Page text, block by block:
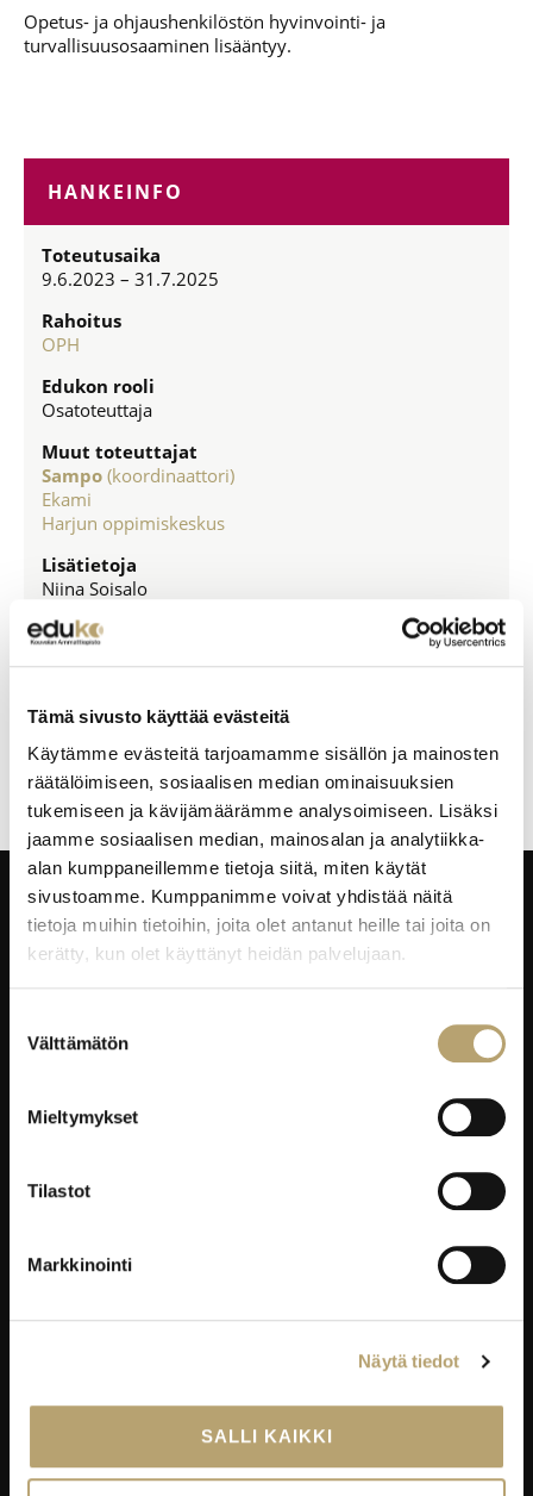
Tämä sivusto käyttää evästeitä
Käytämme evästeitä tarjoamamme sisällön ja mainosten
räätälöimiseen, sosiaalisen median ominaisuuksien
tukemiseen ja kävijämäärämme analysoimiseen. Lisäksi
jaamme sosiaalisen median, mainosalan ja analytiikka-
alan kumppaneillemme tietoja siitä, miten käytät
sivustoamme. Kumppanimme voivat yhdistää näitä
tietoja muihin tietoihin, joita olet antanut heille tai joita on
kerätty, kun olet käyttänyt heidän palvelujaan.
valinta
Välttämätön
Mieltymykset
Tilastot
Markkinointi
Näytä tiedot
SALLI KAIKKI
Opetus- ja ohjaushenkilöstön hyvinvointi- ja
turvallisuusosaaminen lisääntyy.
HANKEINFO
Toteutusaika
9.6.2023 – 31.7.2025
Rahoitus
OPH
Edukon rooli
Osatoteuttaja
Muut toteuttajat
Sampo (koordinaattori)
Ekami
Harjun oppimiskeskus
Lisätietoja
Niina Soisalo
040 672 2886
Taitajantie 2B,
45100 Kouvola
EduCafé
Kokous-, koulutus- ja juhlapalvelut